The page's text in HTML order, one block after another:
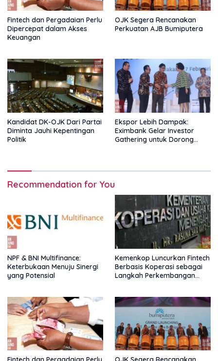
Fintech dan Pergadaian Perlu
Dipercepat dalam Akses
Keuangan
OJK Segera Rencanakan
Perkuatan AJB Bumiputera
Kandidat DK-OJK Dari Partai
Diminta Jauhi Kepentingan
Politik
Ekspor Lebih Dampak:
Eximbank Gelar Investor
Gathering untuk Dorong
Recommendation for You
NPF & BNI Multifinance:
Keterbukaan Menuju Sinergi
yang Potensial
Kemenkop Luncurkan Fintech
Berbasis Koperasi sebagai
Langkah Perkembangan